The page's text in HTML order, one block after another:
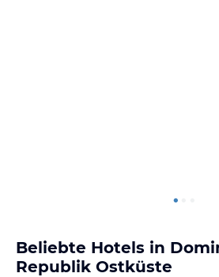
Beliebte Hotels in
Republik Ostküste